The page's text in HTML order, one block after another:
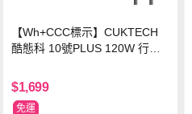
【Wh+CCC標示】CUKTECH
酷態科 10號PLUS 120W 行動
色
$1,699
免運